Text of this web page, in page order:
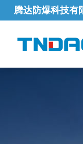
腾达防爆科技有